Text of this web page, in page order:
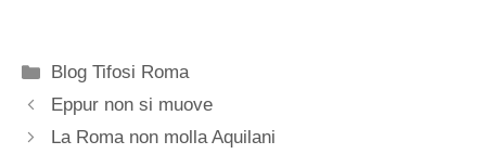
Categorie
Blog Tifosi Roma
Eppur non si muove
La Roma non molla Aquilani